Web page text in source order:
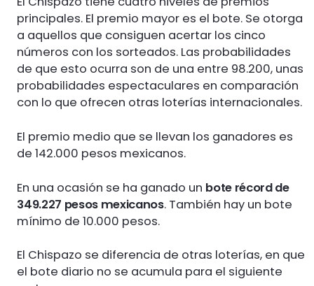
principales. El premio mayor es el bote. Se otorga
a aquellos que consiguen acertar los cinco
números con los sorteados. Las probabilidades
de que esto ocurra son de una entre 98.200, unas
probabilidades espectaculares en comparación
con lo que ofrecen otras loterías internacionales.
El premio medio que se llevan los ganadores es
de 142.000 pesos mexicanos.
En una ocasión se ha ganado un bote récord de
349.227 pesos mexicanos. También hay un bote
mínimo de 10.000 pesos.
El Chispazo se diferencia de otras loterías, en que
el bote diario no se acumula para el siguiente